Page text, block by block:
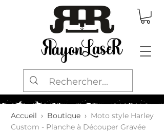
Accueil › Boutique › Moto style Harley
Custom - Planche à Découper Gravée